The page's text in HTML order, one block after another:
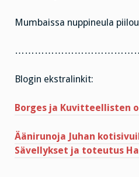
Mumbaissa nuppineula
Blogin ekstralinkit:
Borges ja Kuvitteellisten
Äänirunoja Juhan
Sävellykset ja toteutus